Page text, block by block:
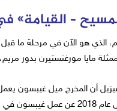
– القيامة»
الذي هو الآن في مرحلة ما قبل
مايا مورغنستيرن بدور مريم،
أن المخرج ميل غيبسون يعمل
مشروع الفيلم: